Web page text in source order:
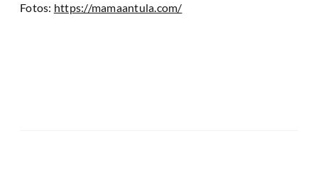
Fotos: https://mamaantula.com/